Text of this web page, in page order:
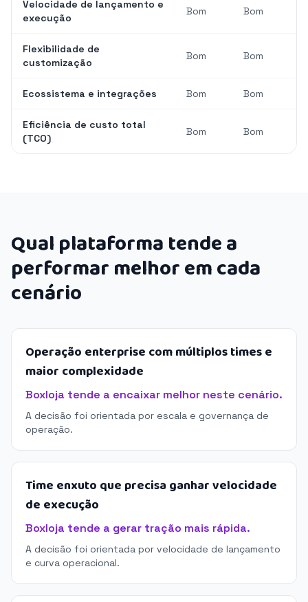
Velocidade de lançamento e
execução
Bom Bom
Flexibilidade de
customização
Bom Bom
Ecossistema e integrações Bom Bom
Eficiência de custo total
(TCO)
Bom Bom
Qual plataforma tende a
performar melhor em cada
cenário
Operação enterprise com múltiplos times e
maior complexidade
Boxloja tende a encaixar melhor neste cenário.
A decisão foi orientada por escala e governança de
operação.
Time enxuto que precisa ganhar velocidade
de execução
Boxloja tende a gerar tração mais rápida.
A decisão foi orientada por velocidade de lançamento
e curva operacional.